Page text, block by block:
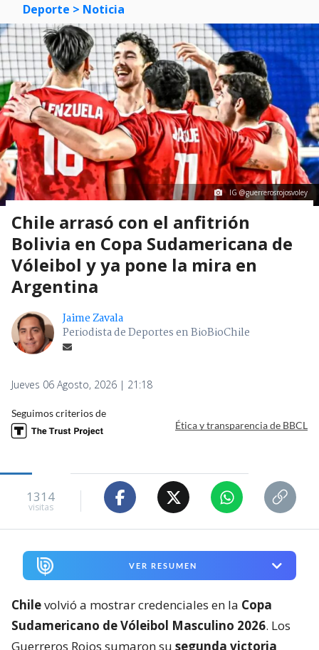
Deporte > Noticia
IG @guerrerosrojosvoley
Chile arrasó con el anfitrión
Bolivia en Copa Sudamericana de
Vóleibol y ya pone la mira en
Argentina
Jaime Zavala
Periodista de Deportes en BioBioChile
Jueves 06 Agosto, 2026 | 21:18
Seguimos criterios de
Ética y transparencia de BBCL
1314
visitas
VER RESUMEN
Chilevolvió a mostrar credenciales en la Copa
Sudamericano de Vóleibol Masculino 2026. Los
Guerreros Rojos sumaron su segunda victoria